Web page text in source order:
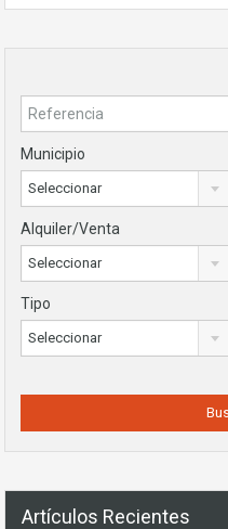
Municipio
Seleccionar
Alquiler/Venta
Seleccionar
Tipo
Seleccionar
Artículos Recientes